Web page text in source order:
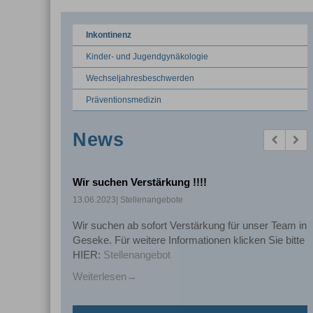
Inkontinenz
Kinder- und Jugendgynäkologie
Wechseljahresbeschwerden
Präventionsmedizin
News Previous
Wir suchen Verstärkung !!!!
13.06.2023| Stellenangebote
Wir suchen ab sofort Verstärkung für unser Team in
Geseke. Für weitere Informationen klicken Sie bitte
HIER: Stellenangebot
Weiterlesen